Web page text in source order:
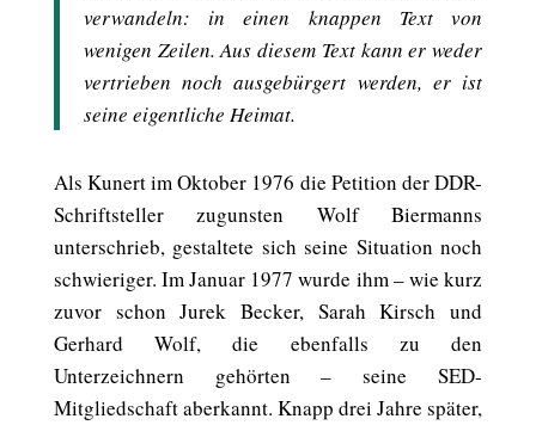
verwandeln: in einen knappen Text von
wenigen Zeilen. Aus diesem Text kann er weder
vertrieben noch ausgebürgert werden, er ist
seine eigentliche Heimat.
Als Kunert im Oktober 1976 die Petition der DDR-
Schriftsteller zugunsten Wolf Biermanns
unterschrieb, gestaltete sich seine Situation noch
schwieriger. Im Januar 1977 wurde ihm – wie kurz
zuvor schon Jurek Becker, Sarah Kirsch und
Gerhard Wolf, die ebenfalls zu den
Unterzeichnern gehörten – seine SED-
Mitgliedschaft aberkannt. Knapp drei Jahre später,